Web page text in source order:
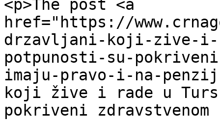
<p>The post <a
href="https://
drzavljani-koji-zive-i-
potpunosti-su-
imaju-pravo-i-na-
koji žive i rade u
pokriveni